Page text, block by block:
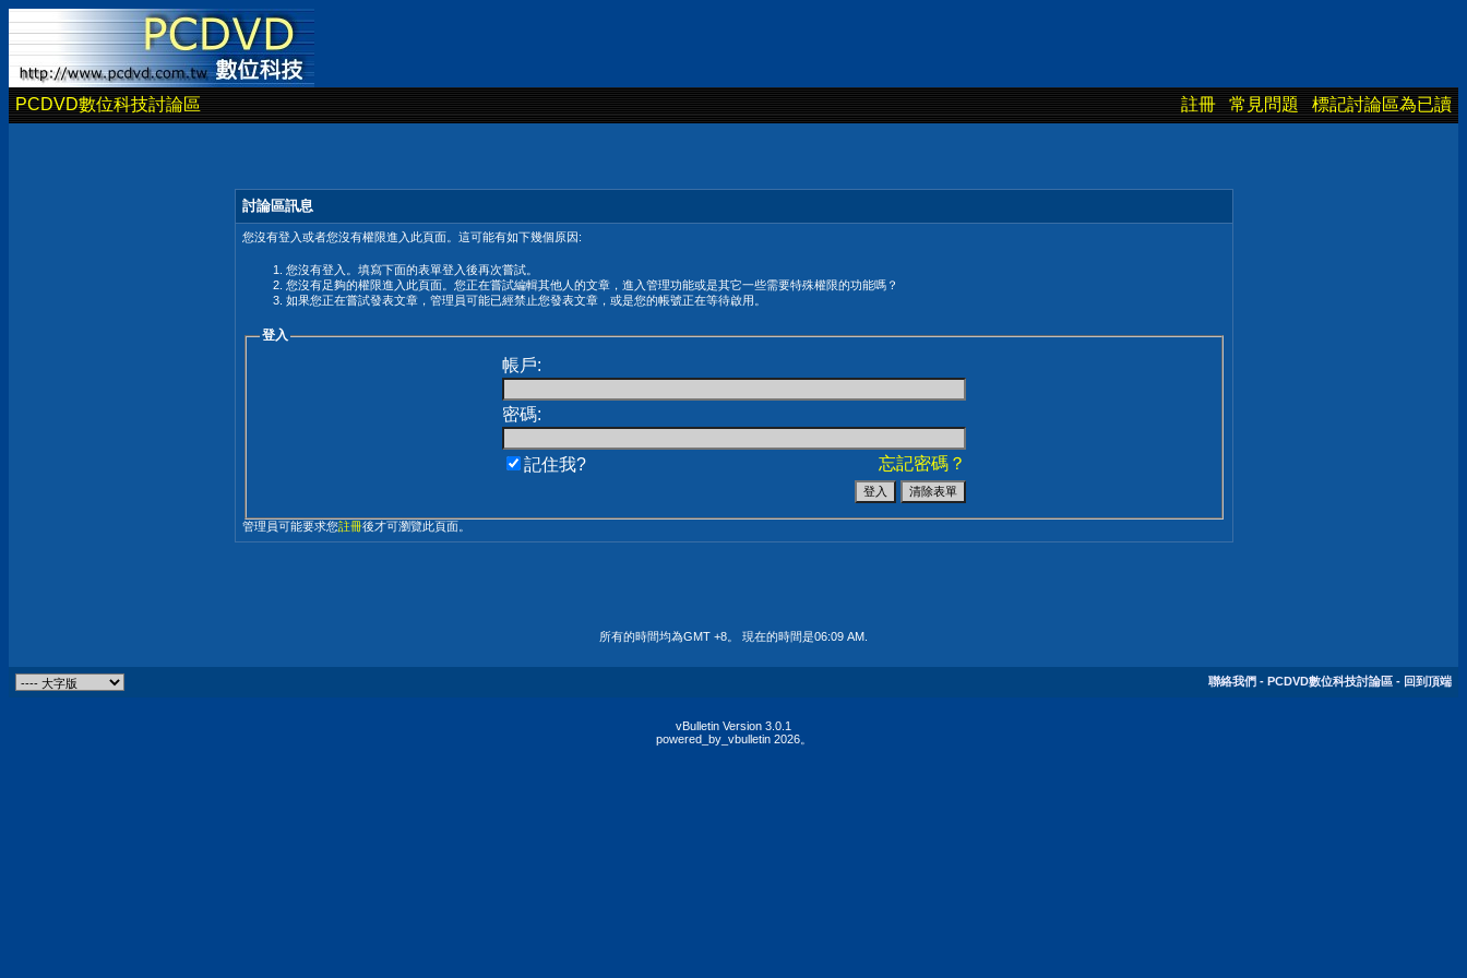
PCDVD數位科技討論區 註冊 常見問題 標記討論區為已讀
討論區訊息
您沒有登入或者您沒有權限進入此頁面。這可能有如下幾個原因:
您沒有登入。填寫下面的表單登入後再次嘗試。
您沒有足夠的權限進入此頁面。您正在嘗試編輯其他人的文章，進入管理功能或是其它一些需要特殊權限的功能嗎？
如果您正在嘗試發表文章，管理員可能已經禁止您發表文章，或是您的帳號正在等待啟用。
登入
帳戶:
密碼:
忘記密碼？
記住我?
管理員可能要求您註冊後才可瀏覽此頁面。
所有的時間均為GMT +8。 現在的時間是06:09 AM
聯絡我們 - PCDVD數位科技討論區 - 回到頂端
vBulletin Version 3.0.1
powered_by_vbulletin 2026。